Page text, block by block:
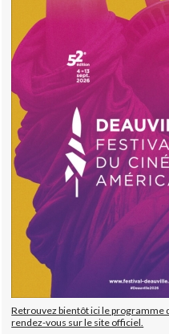
Retrouvez bientôt ici le programme
rendez-vous sur le site officiel.